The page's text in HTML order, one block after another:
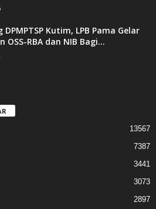
DPMPTSP Kutim, LPB Pama Gelar
OSS-RBA dan NIB Bagi...
13567
7387
3441
3073
2897